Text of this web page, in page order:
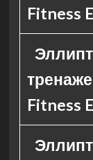
Fitness
Fitness